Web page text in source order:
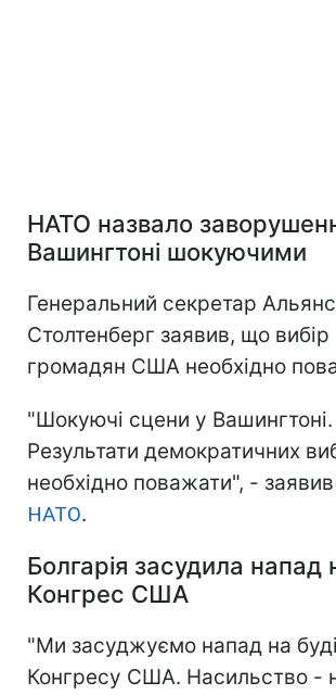
НАТО назвало
Вашингтоні шокуючими
Генеральний секретар
Столтенберг заявив, що вибір
громадян США необхідно
"Шокуючі сцени у Вашингтоні.
Результати демократичних
необхідно поважати", - заявив
НАТО.
Болгарія засудила напад
Конгрес США
"Ми засуджуємо напад на
Конгресу США. Насильство -